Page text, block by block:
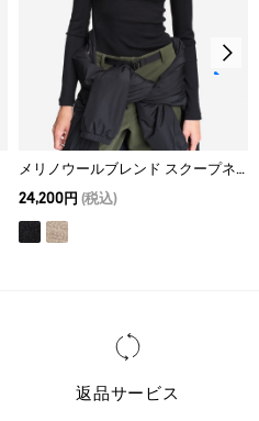
メリノウールブレンド スクープネックTシャツ
24,200円 (税込)
返品サービス